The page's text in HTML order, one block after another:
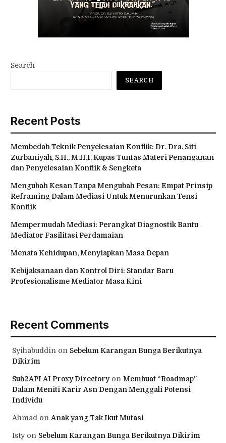
Search
SEARCH
Recent Posts
Membedah Teknik Penyelesaian Konflik: Dr. Dra. Siti
Zurbaniyah, S.H., M.H.I. Kupas Tuntas Materi Penanganan
dan Penyelesaian Konflik & Sengketa
Mengubah Kesan Tanpa Mengubah Pesan: Empat Prinsip
Reframing Dalam Mediasi Untuk Menurunkan Tensi
Konflik
Mempermudah Mediasi: Perangkat Diagnostik Bantu
Mediator Fasilitasi Perdamaian
Menata Kehidupan, Menyiapkan Masa Depan
Kebijaksanaan dan Kontrol Diri: Standar Baru
Profesionalisme Mediator Masa Kini
Recent Comments
Syihabuddin on Sebelum Karangan Bunga Berikutnya
Dikirim
Sub2API AI Proxy Directoryon Membuat “Roadmap”
Dalam Meniti Karir Asn Dengan Menggali Potensi
Individu
Ahmad on Anak yang Tak Ikut Mutasi
Istyon Sebelum Karangan Bunga Berikutnya Dikirim